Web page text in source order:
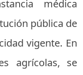
médica
pública de
vigente. En
agrícolas, se